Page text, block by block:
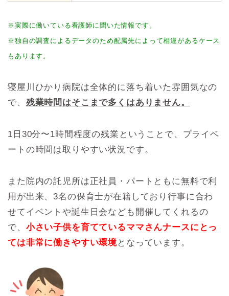
※実際に働いている看護師に聞いた情報です。
※独自の調査によるデータのため配属先によって相違があるケース
もあります。
寝屋川ひかり病院は全体的に落ち着いた雰囲気なの
で、 残業時間はそこまで多くはありません。
1日30分〜1時間程度の残業ということで、プライベ
ートの時間は取りやすい状況です。
また院内の託児所は正社員・パートともに無料で利
用が出来、3名の保育士が在籍しており行事に合わ
せてイベントや誕生日会なども開催してくれるの
で、 小さい子供を育てているママさんナースにとっ
ては非常に働きやすい環境となっています。